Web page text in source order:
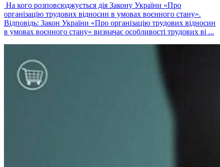
На кого розповсюджується дія Закону України «Про
організацію трудових відносин в умовах воєнного стану».
Відповідь: Закон України «Про організацію трудових відносин
в умовах воєнного стану» визначає особливості трудових ві ...